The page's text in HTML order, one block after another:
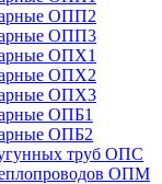
ОПП2
ОПП3
ОПХ1
ОПХ2
ОПХ3
ОПБ1
ОПБ2
труб ОПС
ОПМ